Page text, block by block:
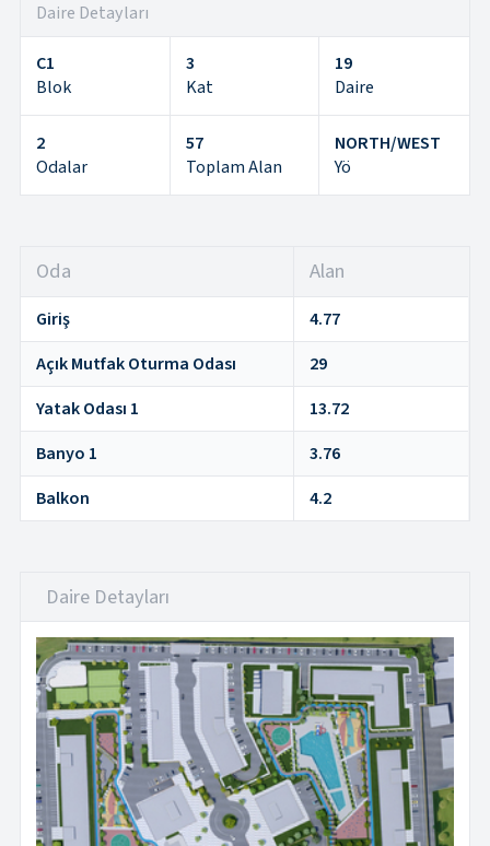
Daire Detayları
C1
Blok
3
Kat
19
Daire
2
Odalar
57
Toplam Alan
NORTH/WEST
Yö
Oda Alan
Giriş
4.77
Açık Mutfak Oturma Odası
29
Yatak Odası 1
13.72
Banyo 1
3.76
Balkon
4.2
Daire Detayları